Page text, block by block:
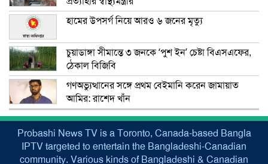
হামের উপসর্গ নিয়ে আরও ৬ জনের মৃত্যু
চুয়াডাঙ্গা সীমান্তে ৩ জনকে ‘পুশ ইন’ চেষ্টা বিএসএফের,
ঠেকাল বিজিবি
গণঅভ্যুত্থানের সঙ্গে প্রথম বেইমানি করেন জামায়াত
আমির: রাশেদ খাঁন
Probashi News TV is a Toronto, Canada-based Bangla
IPTV targeted to entertain the Bangladeshi-Canadian
community. Various kinds of Bangladeshi & Canadian